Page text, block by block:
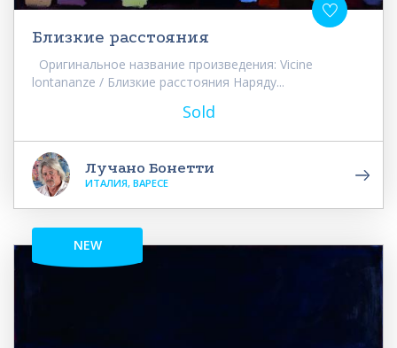
Близкие расстояния
Оригинальное название произведения: Vicine
lontananze / Близкие расстояния Наряду...
Sold
Лучано Бонетти
ИТАЛИЯ, ВАРЕСЕ
NEW